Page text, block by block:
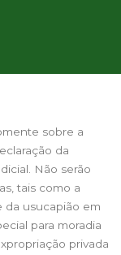
sobre a
da
Não serão
tais como a
da usucapião em
para moradia
privada